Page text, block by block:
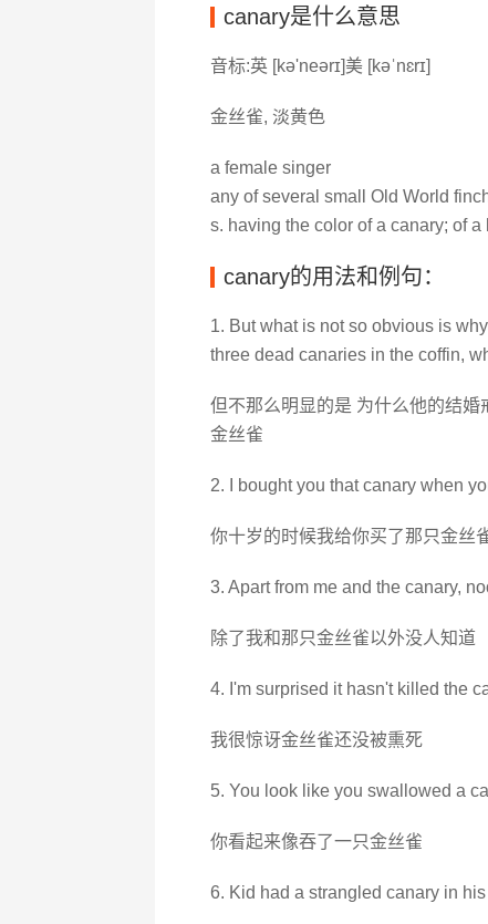
canary是什么意思
音标:英 [kə'neərɪ]美 [kəˈnɛrɪ]
金丝雀, 淡黄色
a female singer
any of several small Old World
s. having the color of a canary; of
canary的用法和例句：
1. But what is not so obvious is
three dead canaries in the coffin,
但不那么明显的是 为什么他的结
金丝雀
2. I bought you that canary when
你十岁的时候我给你买了那只金丝
3. Apart from me and the canary,
除了我和那只金丝雀以外没人知道
4. I'm surprised it hasn't killed the
我很惊讶金丝雀还没被熏死
5. You look like you swallowed a
你看起来像吞了一只金丝雀
6. Kid had a strangled canary in his